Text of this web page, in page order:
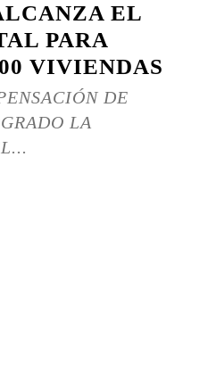
EL
PARA
VIVIENDAS
DE
LA